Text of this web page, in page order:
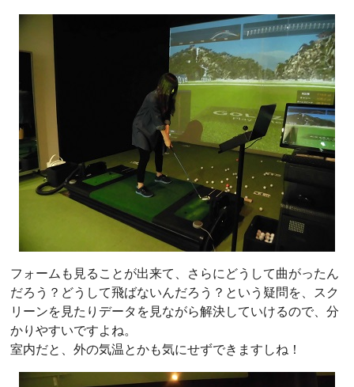
フォームも見ることが出来て、さらにどうして曲がったん
だろう？どうして飛ばないんだろう？という疑問を、スク
リーンを見たりデータを見ながら解決していけるので、分
かりやすいですよね。
室内だと、外の気温とかも気にせずできますしね！